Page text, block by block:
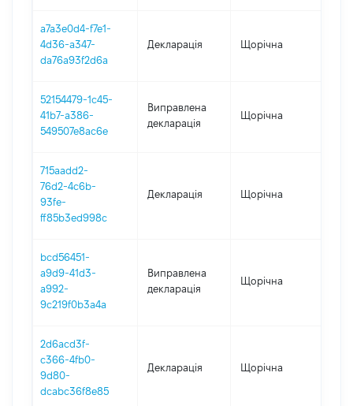
a7a3e0d4-f7e1-
4d36-a347-
da76a93f2d6a
Декларація Щорічна
52154479-1c45-
41b7-a386-
549507e8ac6e
Виправлена
декларація
Щорічна
715aadd2-
76d2-4c6b-
93fe-
ff85b3ed998c
Декларація Щорічна
bcd56451-
a9d9-41d3-
a992-
9c219f0b3a4a
Виправлена
декларація
Щорічна
2d6acd3f-
c366-4fb0-
9d80-
dcabc36f8e85
Декларація Щорічна